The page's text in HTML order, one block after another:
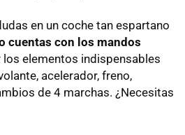
en un coche tan espartano
cuentas con los mandos
los elementos indispensables
acelerador, freno,
de 4 marchas. ¿Necesitas